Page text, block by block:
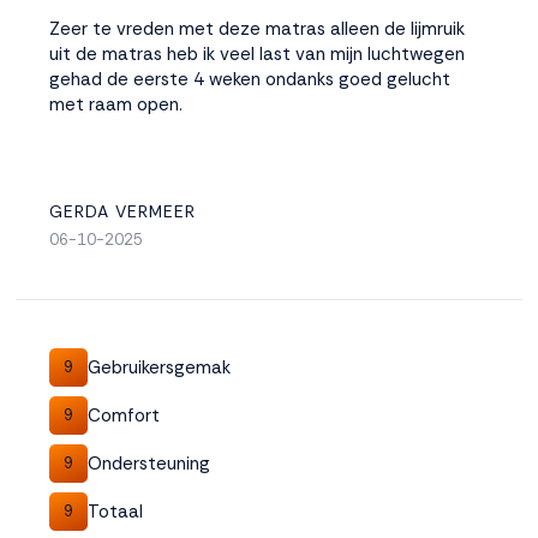
Zeer te vreden met deze matras alleen de lijmruik
uit de matras heb ik veel last van mijn luchtwegen
gehad de eerste 4 weken ondanks goed gelucht
met raam open.
GERDA VERMEER
06-10-2025
9 Gebruikersgemak
9 Comfort
9 Ondersteuning
9 Totaal